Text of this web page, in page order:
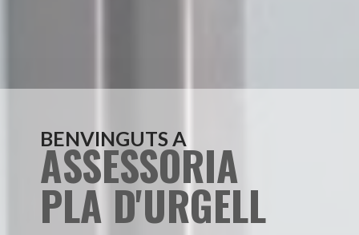
BENVINGUTS A
ASSESSORIA
PLA D'URGELL